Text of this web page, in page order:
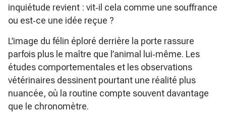
inquiétude revient : vit‑il cela comme une souffrance
ou est‑ce une idée reçue ?
L’image du félin éploré derrière la porte rassure
parfois plus le maître que l’animal lui‑même. Les
études comportementales et les observations
vétérinaires dessinent pourtant une réalité plus
nuancée, où la routine compte souvent davantage
que le chronomètre.